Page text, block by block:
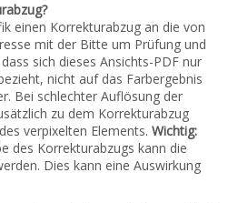
einen Korrekturabzug an die von
mit der Bitte um Prüfung und
sich dieses Ansichts-PDF nur
nicht auf das Farbergebnis
Bei schlechter Auflösung der
zu dem Korrekturabzug
verpixelten Elements. Wichtig:
des Korrekturabzugs kann die
Dies kann eine Auswirkung